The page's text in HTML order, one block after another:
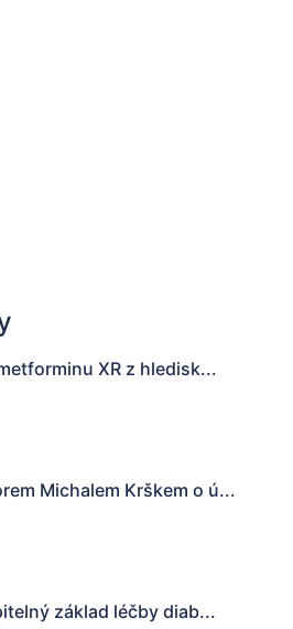
XR z hledisk...
Michalem Krškem o ú...
základ léčby diab...